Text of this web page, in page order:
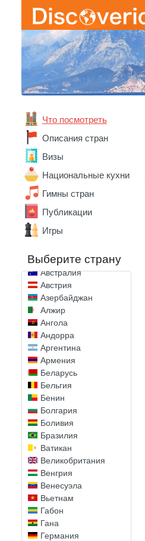
Что посмотреть
Описания стран
Визы
Национальные кухни
Гимны стран
Публикации
Игры
Выберите страну
Абхазия
Австралия
Австрия
Азербайджан
Алжир
Ангола
Андорра
Аргентина
Армения
Беларусь
Бельгия
Бенин
Болгария
Боливия
Бразилия
Ватикан
Великобритания
Венгрия
Венесуэла
Вьетнам
Габон
Гана
Германия